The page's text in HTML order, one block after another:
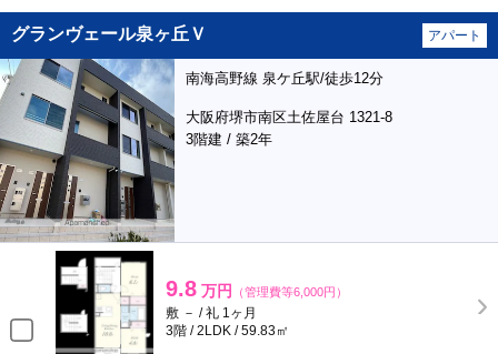
グランヴェール泉ヶ丘Ｖ アパート
南海高野線 泉ケ丘駅/徒歩12分
大阪府堺市南区土佐屋台 1321-8
3階建 / 築2年
9.8 万円 （管理費等6,000円）
敷 － / 礼 1ヶ月
3階 / 2LDK / 59.83㎡